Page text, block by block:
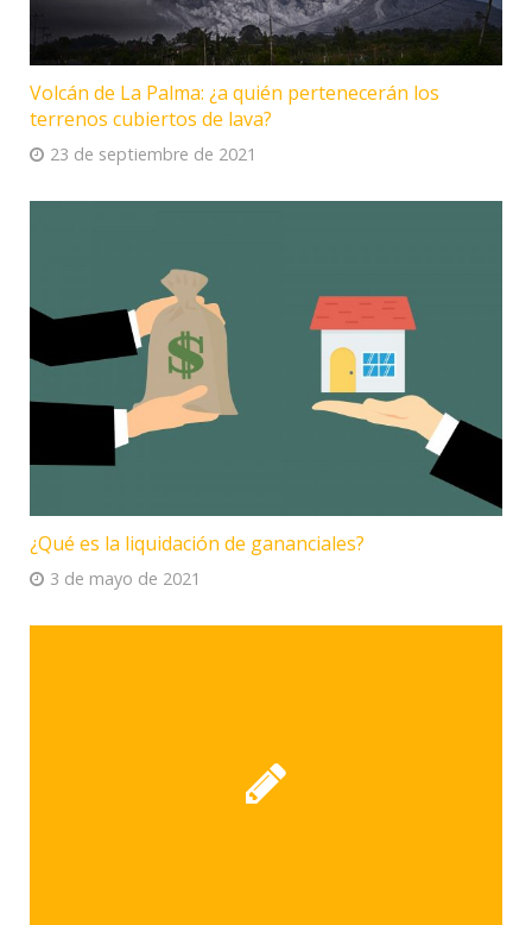
Volcán de La Palma: ¿a quién pertenecerán los
terrenos cubiertos de lava?
23 de septiembre de 2021
¿Qué es la liquidación de gananciales?
3 de mayo de 2021